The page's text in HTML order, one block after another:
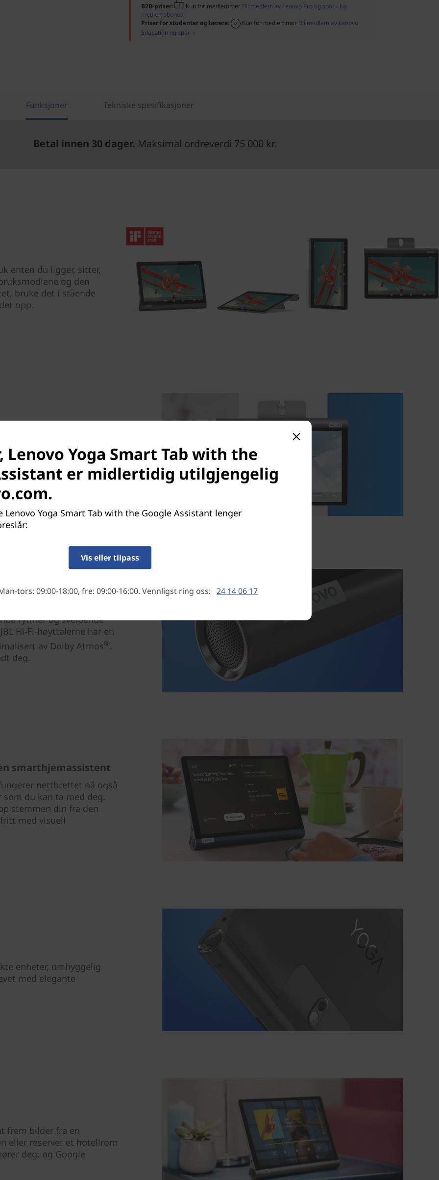
B2B-priser: Kun for medlemmer Bli medlem av Lenovo Pro og spar › Ny
medlemsbonus!
Priser for studenter og lærere:
Kun for medlemmer Bli medlem av Lenovo
Education og spar ›
Funksjoner Tekniske spesifikasjoner
Betal innen 30 dager. Maksimal ordreverdi 75 000 kr.
enten du ligger, sitter,
og den
bruke det i stående
opp.
og klare bilder fra alle
funksjoner som
og
like behagelig å se på,
det skadelige blå
rytmer og sveipende
Hi-Fi-høyttalerne har en
av Dolby Atmos®.
deg.
smarthjemassistent
nettbrettet nå også
du kan ta med deg.
stemmen din fra den
med visuell
enheter, omhyggelig
med elegante
frem bilder fra en
eller reserver et hotellrom
deg, og Google
Lenovo Yoga Smart Tab with the
er midlertidig utilgjengelig
Lenovo Yoga Smart Tab with the Google Assistant lenger
Vis eller tilpass
tors: 09:00-18:00, fre: 09:00-16:00. Vennligst ring oss: 24 14 06 17